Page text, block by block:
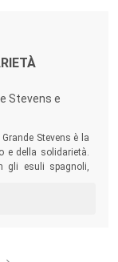
Stevens e
Stevens è la
e della solidarietà.
gli esuli spagnoli,
lettere scambiate